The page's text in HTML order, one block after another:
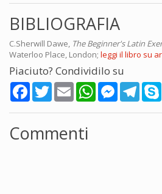
BIBLIOGRAFIA
C.Sherwill Dawe, The Beginner's Latin
Waterloo Place, London; leggi il libro su
Piaciuto? Condividilo su
FacebookTwitterEmail WhatsAppMessenger
Commenti